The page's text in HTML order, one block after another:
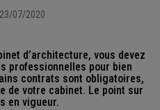
07/2020
d’architecture, vous devez
professionnelles pour bien
contrats sont obligatoires,
de votre cabinet. Le point sur
en vigueur.